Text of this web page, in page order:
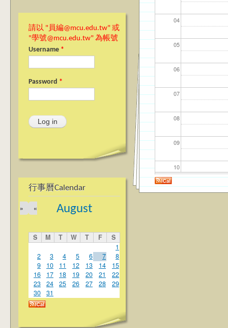
請以 "員編@mcu.edu.tw" 或
"學號@mcu.edu.tw" 為帳號
Username *
Password *
行事曆Calendar
August
«
»
S M T W T F
S
1
2
3 4 5 6 7
8
9
10 11 12 13 14
15
16
17 18 19 20 21
22
23
24 25 26 27 28
29
30
31
04
05
06
07
08
09
10
11